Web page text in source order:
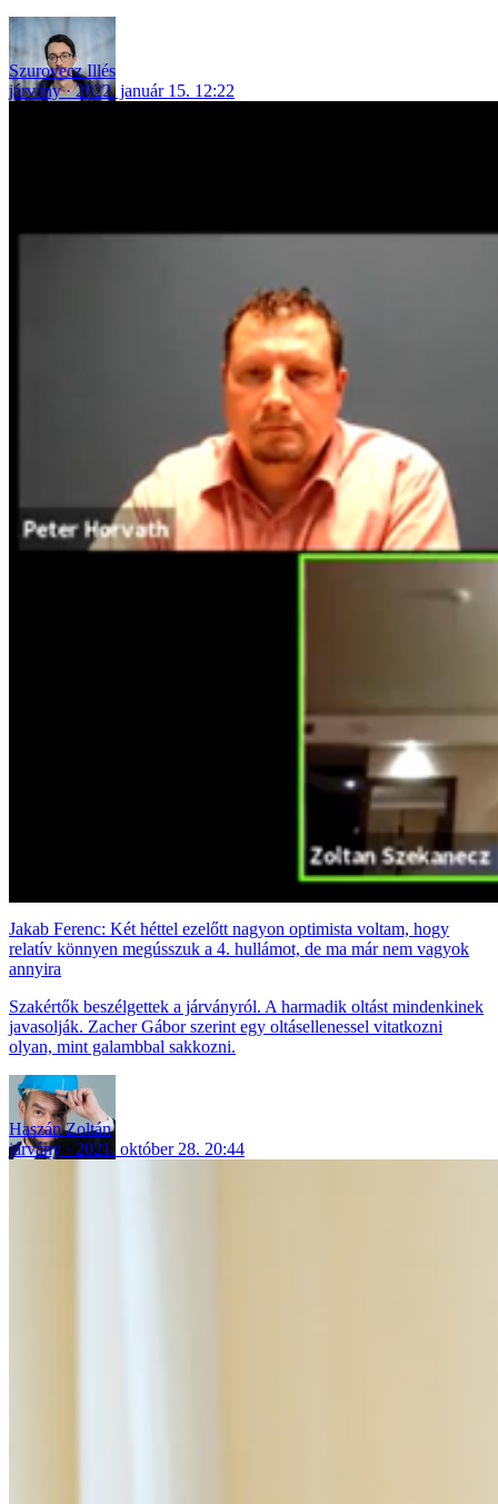
Szurovecz Illés
járvány
2022. január 15. 12:22
Jakab Ferenc: Két héttel ezelőtt nagyon optimista voltam, hogy
relatív könnyen megússzuk a 4. hullámot, de ma már nem vagyok
annyira
Szakértők beszélgettek a járványról. A harmadik oltást mindenkinek
javasolják. Zacher Gábor szerint egy oltásellenessel vitatkozni
olyan, mint galambbal sakkozni.
Haszán Zoltán
járvány
2021. október 28. 20:44